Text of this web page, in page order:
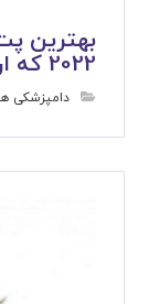
بهترین
2022 که ارسال به ایران دارند
دامپزشکی